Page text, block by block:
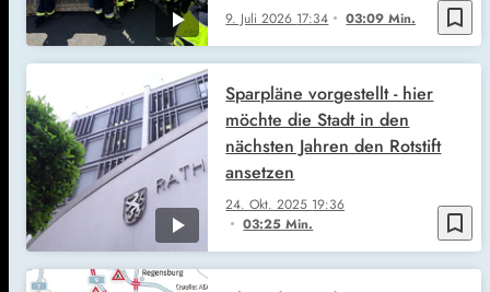
bookmark_border
9. Juli 2026 17:34 03:09 Min.
bookmark_border
24. Okt. 2025 19:36
03:25 Min.
Sparpläne vorgestellt - hier
möchte die Stadt in den
nächsten Jahren den Rotstift
ansetzen